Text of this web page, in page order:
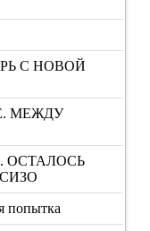
С НОВОЙ
МЕЖДУ
ОСТАЛОСЬ
попытка